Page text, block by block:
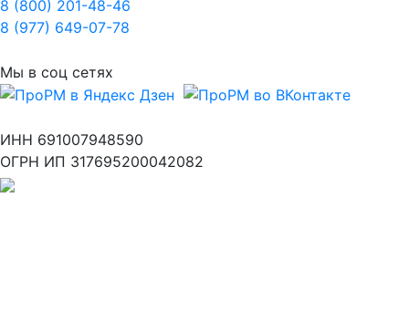
8 (800) 201-48-46
8 (977) 649-07-78
Мы в соц сетях
ИНН 691007948590
ОГРН ИП 317695200042082